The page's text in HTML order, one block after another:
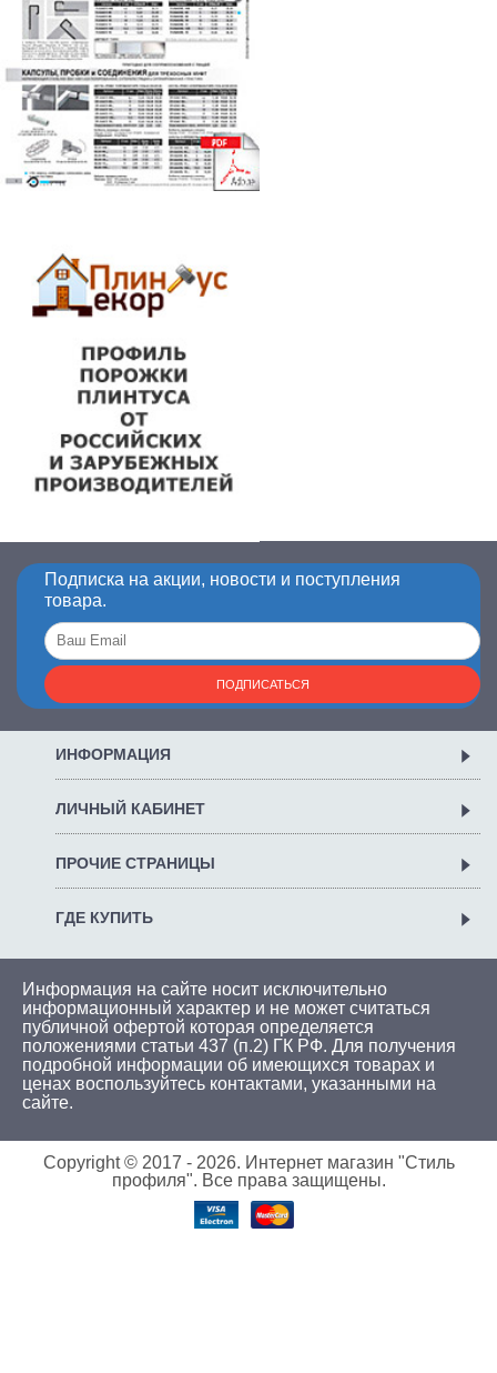
Подписка на акции, новости и поступления
товара.
ПОДПИСАТЬСЯ
ИНФОРМАЦИЯ
ЛИЧНЫЙ КАБИНЕТ
ПРОЧИЕ СТРАНИЦЫ
ГДЕ КУПИТЬ
Информация на сайте носит исключительно
информационный характер и не может считаться
публичной офертой которая определяется
положениями статьи 437 (п.2) ГК РФ. Для получения
подробной информации об имеющихся товарах и
ценах воспользуйтесь контактами, указанными на
сайте.
Copyright © 2017 - 2026. Интернет магазин "Стиль
профиля". Все права защищены.